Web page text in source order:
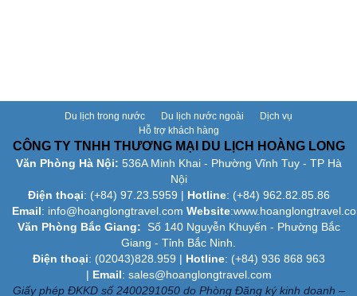
Du lịch trong nước Du lịch nước ngoài
Dịch vụ
Hỗ trợ khách hàng
CÔNG TY TNHH THƯƠNG MẠI DU LỊCH HOÀNG LONG
Văn Phòng Hà Nội: 536A Minh Khai - Phường Vĩnh Tuy - TP Hà
Nội
Điện thoại: (+84) 97.23.5959 | Hotline: (+84) 962.82.85.86
Email: info@hoanglongtravel.com Website:www.
Văn Phòng Bắc Giang: Số 140 Nguyễn Khuyến - Phường Bắc
Giang - Tỉnh Bắc Ninh.
Điện thoại: (02043)828.959 | Hotline: (+84) 936 868 963
| Email: sales@hoanglongtravel.com
Giấy phép ĐKKD số 2400291050 do Phòng Đăng ký kinh doanh –